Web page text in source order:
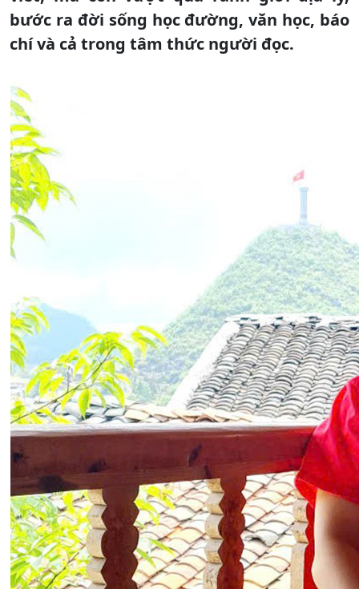
bước ra đời sống học đường, văn học, báo
chí và cả trong tâm thức người đọc.